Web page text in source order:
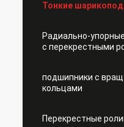
Тонкие
Радиально-
с перекрестными
подшипники с
кольцами
Перекрестные